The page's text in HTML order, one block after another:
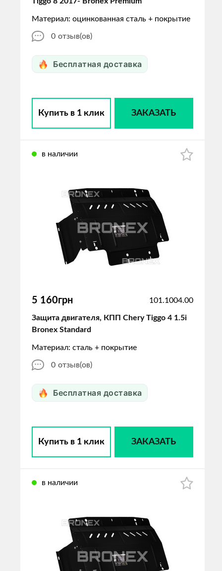
Материал: оцинкованная сталь + покрытие
0 отзыв(ов)
Бесплатная доставка
Купить в 1 клик ЗАКАЗАТЬ
в наличии
5 160грн 101.1004.00
Защита двигателя, КПП Chery Tiggo 4 1.5i
Bronex Standard
Материал: сталь + покрытие
0 отзыв(ов)
Бесплатная доставка
Купить в 1 клик ЗАКАЗАТЬ
в наличии